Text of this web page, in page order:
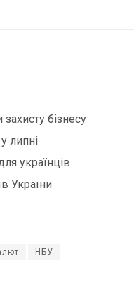
бізнесу
липні
українців
України
НБУ